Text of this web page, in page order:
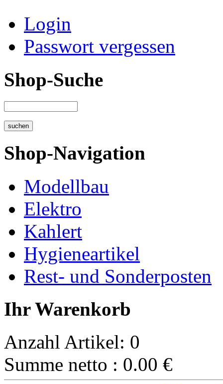
Login
Passwort vergessen
Shop-Suche
Shop-Navigation
Modellbau
Elektro
Kahlert
Hygieneartikel
Rest- und Sonderposten
Ihr Warenkorb
Anzahl Artikel: 0
Summe netto : 0.00 €